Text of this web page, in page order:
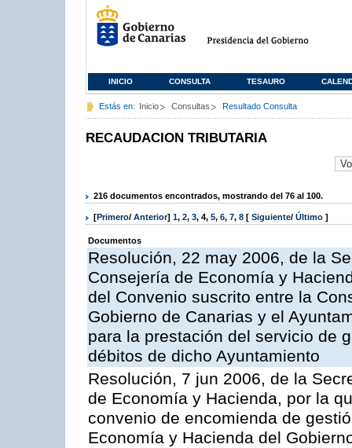
INICIO CONSULTA TESAURO
Estás en: Inicio Consultas Resultado Consulta
RECAUDACION TRIBUTARIA
216 documentos encontrados, mostrando del 76 al 100.
[Primero/ Anterior] 1, 2, 3, 4, 5, 6, 7, 8 [ Siguiente/ Último ]
Documentos
Resolución, 22 may 2006, de la
Consejería de Economía y
del Convenio suscrito entre la
Gobierno de Canarias y el
para la prestación del servicio de
débitos de dicho Ayuntamiento
Resolución, 7 jun 2006, de la
de Economía y Hacienda, por la
convenio de encomienda de
Economía y Hacienda del